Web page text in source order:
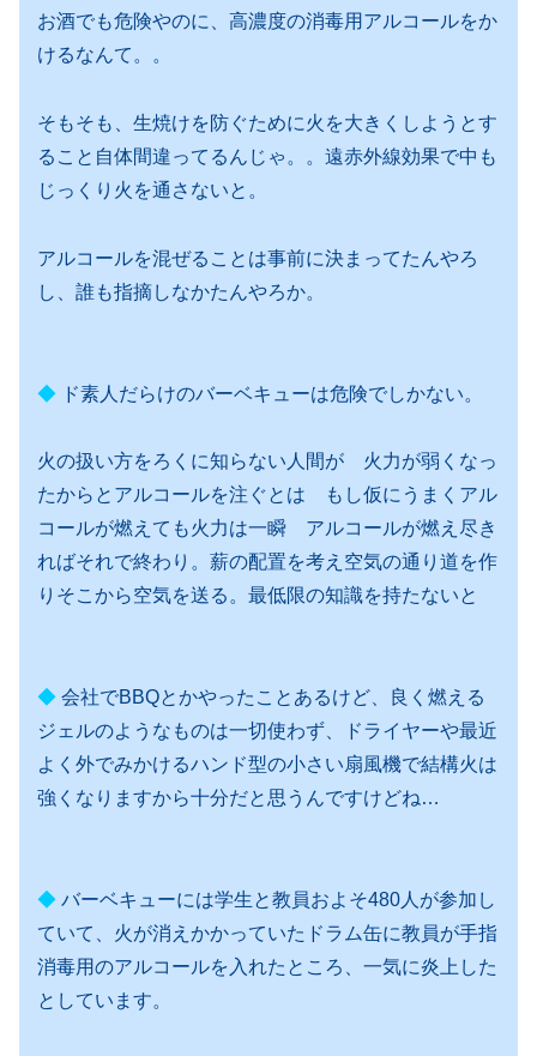
お酒でも危険やのに、高濃度の消毒用アルコールをか
けるなんて。。
そもそも、生焼けを防ぐために火を大きくしようとす
ること自体間違ってるんじゃ。。遠赤外線効果で中も
じっくり火を通さないと。
アルコールを混ぜることは事前に決まってたんやろ
し、誰も指摘しなかたんやろか。
◆ ド素人だらけのバーベキューは危険でしかない。
火の扱い方をろくに知らない人間が 火力が弱くなっ
たからとアルコールを注ぐとは もし仮にうまくアル
コールが燃えても火力は一瞬 アルコールが燃え尽き
ればそれで終わり。薪の配置を考え空気の通り道を作
りそこから空気を送る。最低限の知識を持たないと
◆ 会社でBBQとかやったことあるけど、良く燃える
ジェルのようなものは一切使わず、ドライヤーや最近
よく外でみかけるハンド型の小さい扇風機で結構火は
強くなりますから十分だと思うんですけどね…
◆ バーベキューには学生と教員およそ480人が参加し
ていて、火が消えかかっていたドラム缶に教員が手指
消毒用のアルコールを入れたところ、一気に炎上した
としています。